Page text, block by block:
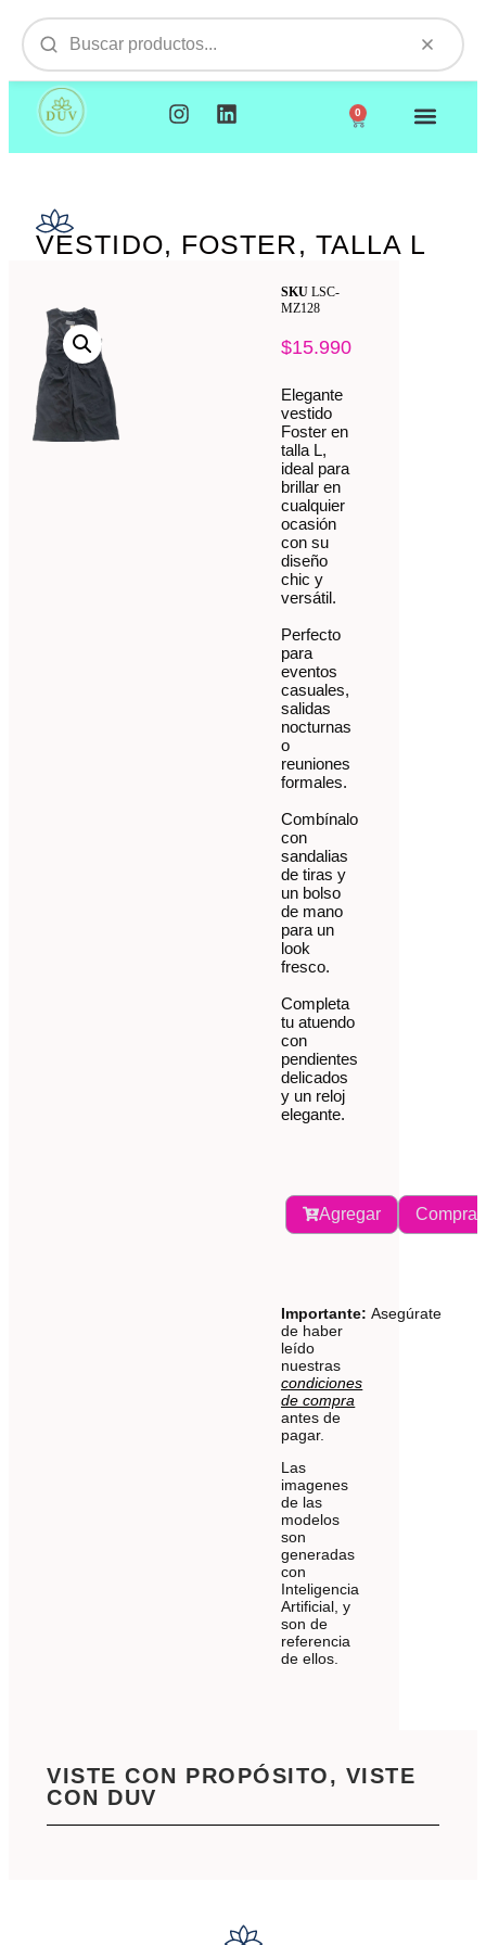
0
VESTIDO, FOSTER, TALLA L
SKULSC-
MZ128
$15.990
Elegante
vestido
Foster en
talla L,
ideal para
brillar en
cualquier
ocasión
con su
diseño
chic y
versátil.
Perfecto
para
eventos
casuales,
salidas
nocturnas
o
reuniones
formales.
Combínalo
con
sandalias
de tiras y
un bolso
de mano
para un
look
fresco.
Completa
tu atuendo
con
pendientes
delicados
y un reloj
elegante.
Agregar Comprar
Importante: Asegúrate
de haber
leído
nuestras
condiciones
de compra
antes de
pagar.
Las
imagenes
de las
modelos
son
generadas
con
Inteligencia
Artificial, y
son de
referencia
de ellos.
VISTE CON PROPÓSITO, VISTE
CON DUV